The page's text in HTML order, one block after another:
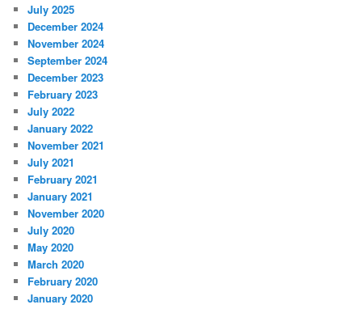
July 2025
December 2024
November 2024
September 2024
December 2023
February 2023
July 2022
January 2022
November 2021
July 2021
February 2021
January 2021
November 2020
July 2020
May 2020
March 2020
February 2020
January 2020